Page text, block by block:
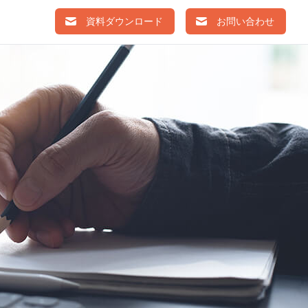
資料ダウンロード お問い合わせ